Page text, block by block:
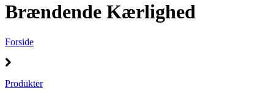
Brændende Kærlighed
Forside
Produkter